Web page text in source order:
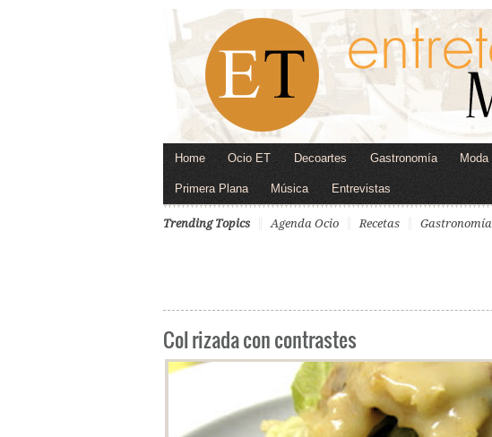
Home Ocio ET Decoartes Gastronomía Moda
Primera Plana Música Entrevistas
Trending Topics Agenda Ocio Recetas Gastronomía
Col rizada con contrastes